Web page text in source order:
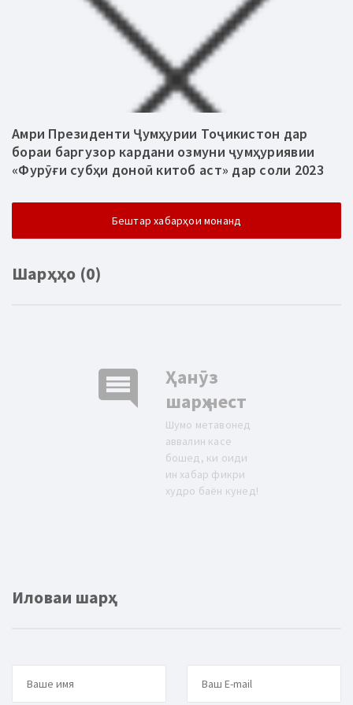
Амри Президенти Ҷумҳурии Тоҷикистон дар
бораи баргузор кардани озмуни ҷумҳуриявии
«Фурӯғи субҳи доноӣ китоб аст» дар соли 2023
Бештар хабарҳои монанд
Шарҳҳо (0)
comment
Ҳанӯз
шарҳ нест
Шумо метавонед
аввалин касе
бошед, ки оиди
ин хабар фикри
худро баён кунед!
Иловаи шарҳ